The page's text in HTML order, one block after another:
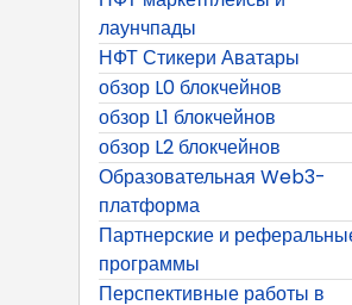
лаунчпады
НФТ Стикери Аватары
обзор L0 блокчейнов
обзор L1 блокчейнов
обзор L2 блокчейнов
Образовательная Web3-
платформа
Партнерские и
программы
Перспективные работы в